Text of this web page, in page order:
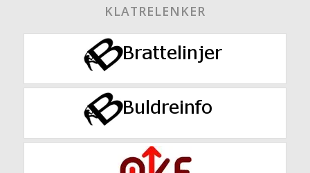
KLATRELENKER